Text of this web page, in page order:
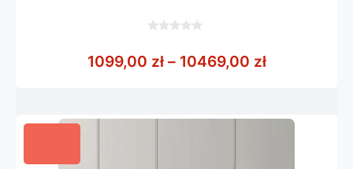
5
1099,00 zł – 10469,00 złZakres